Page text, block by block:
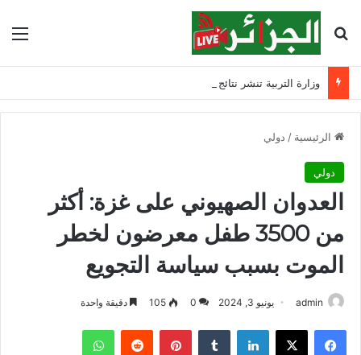
بحث عن
وزارة التربية تنشر نتائج مسابقة توظيف الأساتذة لسنة 2025
الرئيسية / دولي
دولي
العدوان الصهيوني على غزة: أكثر
من 3500 طفل معرضون لخطر
الموت بسبب سياسة التجويع
admin يونيو 3, 2024 0
105 دقيقة واحدة
فيسبوك لينكدإن بينتيريست